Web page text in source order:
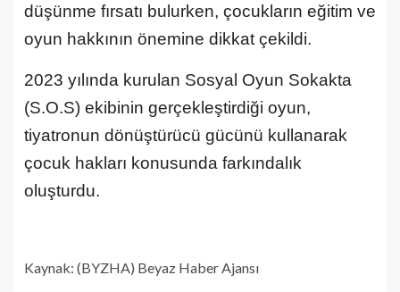
düşünme fırsatı bulurken, çocukların eğitim ve
oyun hakkının önemine dikkat çekildi.
2023 yılında kurulan Sosyal Oyun Sokakta
(S.O.S) ekibinin gerçekleştirdiği oyun,
tiyatronun dönüştürücü gücünü kullanarak
çocuk hakları konusunda farkındalık
oluşturdu.
Kaynak: (BYZHA) Beyaz Haber Ajansı